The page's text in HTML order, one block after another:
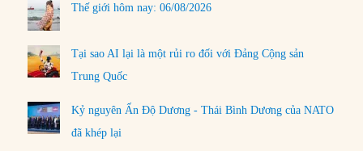
Thế giới hôm nay: 06/08/2026
Tại sao AI lại là một rủi ro đối với Đảng Cộng sản
Trung Quốc
Kỷ nguyên Ấn Độ Dương - Thái Bình Dương của NATO
đã khép lại